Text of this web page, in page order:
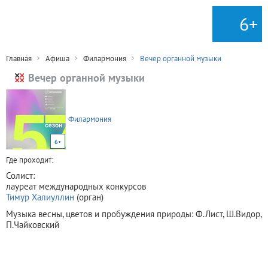
6+
Главная Афиша Филармония Вечер органной музыки
Вечер органной музыки
6+
Филармония
Где проходит:
Солист:
лауреат международных конкурсов
Тимур Халиуллин (орган)
Музыка весны, цветов и пробуждения природы: Ф.Лист, Ш.Видор,
П.Чайковский